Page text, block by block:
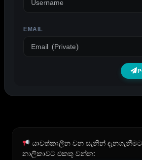
EMAIL
යාවත්කාලීන වන සැනින් දැනගැනීමට
නාලිකාවට එකතු වන්න: